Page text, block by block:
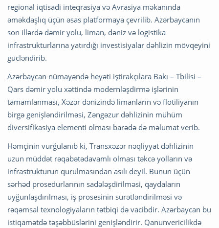
regional iqtisadi inteqrasiya və Avrasiya məkanında
əməkdaşlıq üçün əsas platformaya çevrilib. Azərbaycanın
son illərdə dəmir yolu, liman, dəniz və logistika
infrastrukturlarına yatırdığı investisiyalar dəhlizin mövqeyini
gücləndirib.
Azərbaycan nümayəndə heyəti iştirakçılara Bakı – Tbilisi –
Qars dəmir yolu xəttində modernləşdirmə işlərinin
tamamlanması, Xəzər dənizində limanların və flotiliyanın
birgə genişləndirilməsi, Zəngəzur dəhlizinin mühüm
diversifikasiya elementi olması barədə də məlumat verib.
Həmçinin vurğulanıb ki, Transxəzər nəqliyyat dəhlizinin
uzun müddət rəqabətədavamlı olması təkcə yolların və
infrastrukturun qurulmasından asılı deyil. Bunun üçün
sərhəd prosedurlarının sadələşdirilməsi, qaydaların
uyğunlaşdırılması, iş prosesinin sürətləndirilməsi və
rəqəmsal texnologiyaların tətbiqi də vacibdir. Azərbaycan bu
istiqamətdə təşəbbüslərini genişləndirir. Qanunvericilikdə